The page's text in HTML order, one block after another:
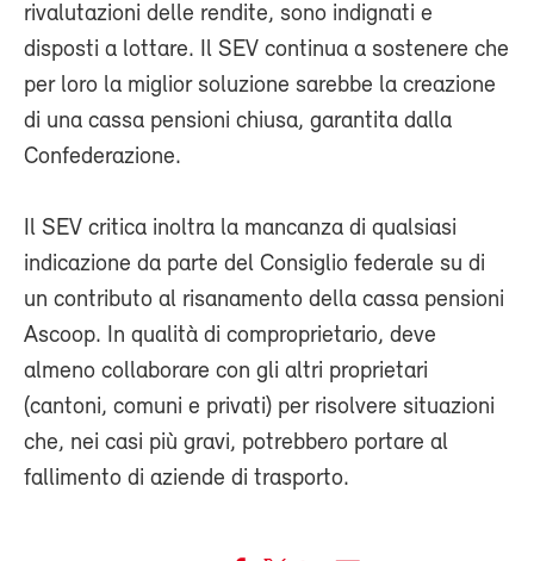
rivalutazioni delle rendite, sono indignati e
disposti a lottare. Il SEV continua a sostenere che
per loro la miglior soluzione sarebbe la creazione
di una cassa pensioni chiusa, garantita dalla
Confederazione.
Il SEV critica inoltra la mancanza di qualsiasi
indicazione da parte del Consiglio federale su di
un contributo al risanamento della cassa pensioni
Ascoop. In qualità di comproprietario, deve
almeno collaborare con gli altri proprietari
(cantoni, comuni e privati) per risolvere situazioni
che, nei casi più gravi, potrebbero portare al
fallimento di aziende di trasporto.